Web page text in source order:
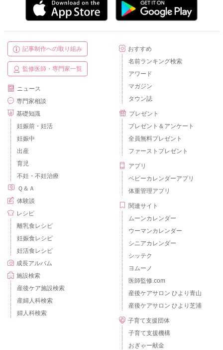
記事制作への取り組み
監修医師・専門家一覧
ニュース
専門家相談
基礎知識
妊娠前・妊活
妊娠中
出産
育児
不妊・不妊治療
Ｑ＆Ａ
体験談
レシピ
離乳食レシピ
妊娠食レシピ
妊活食レシピ
成長アルバム
施設検索
産後ケア施設検索
産婦人科検索
婦人科検索
おすすめ
名前ランキング検索
アワード
マガジン
タウン誌
プレゼント
プレゼント＆アンケート
全員無料プレゼント
ファーストプレゼント
アプリ
ベビーカレンダーアプリ
体重管理アプリ
関連サイト
ムーンカレンダー
ウーマンカレンダー
シニアカレンダー
シッテク
ヨムーノ
医師監修.com
産後ケアサロン ひより青山
産後ケアサロン ひより芝浦
子育て支援団体
子育て支援機構
おぎゃー献金